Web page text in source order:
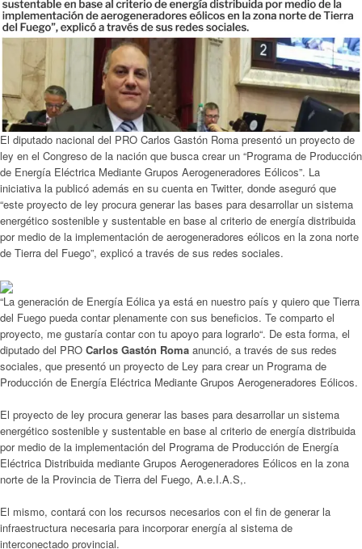
El diputado nacional del PRO Carlos Gastón Roma presentó un proyecto de
ley en el Congreso de la nación que busca crear un “Programa de Producción
de Energía Eléctrica Mediante Grupos Aerogeneradores Eólicos”. La
iniciativa la publicó además en su cuenta en Twitter, donde aseguró que
“este proyecto de ley procura generar las bases para desarrollar un sistema
energético sostenible y sustentable en base al criterio de energía distribuida
por medio de la implementación de aerogeneradores eólicos en la zona norte
de Tierra del Fuego”, explicó a través de sus redes sociales.
“La generación de Energía Eólica ya está en nuestro país y quiero que Tierra
del Fuego pueda contar plenamente con sus beneficios. Te comparto el
proyecto, me gustaría contar con tu apoyo para lograrlo“. De esta forma, el
diputado del PRO Carlos Gastón Roma anunció, a través de sus redes
sociales, que presentó un proyecto de Ley para crear un Programa de
Producción de Energía Eléctrica Mediante Grupos Aerogeneradores Eólicos.
El proyecto de ley procura generar las bases para desarrollar un sistema
energético sostenible y sustentable en base al criterio de energía distribuida
por medio de la implementación del Programa de Producción de Energía
Eléctrica Distribuida mediante Grupos Aerogeneradores Eólicos en la zona
norte de la Provincia de Tierra del Fuego, A.e.I.A.S,.
El mismo, contará con los recursos necesarios con el fin de generar la
infraestructura necesaria para incorporar energía al sistema de
interconectado provincial.